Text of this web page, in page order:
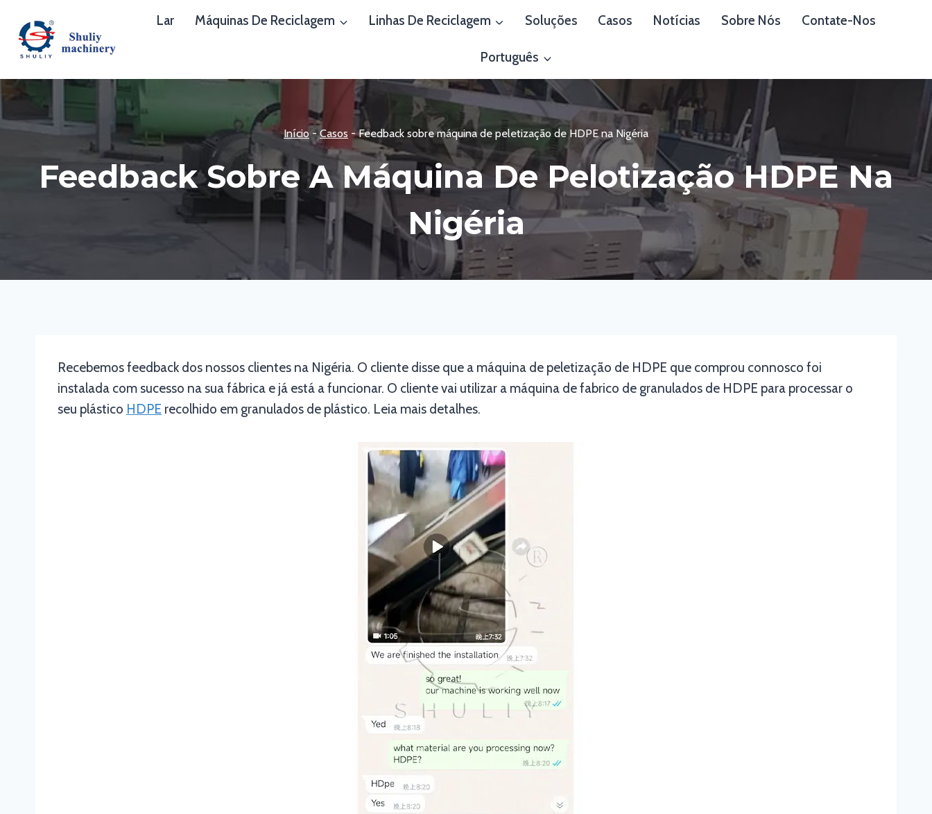
content
Lar Máquinas De Reciclagem Linhas De Reciclagem Soluções Casos Notícias Sobre Nós Contate-Nos
Português
Início -Casos -Feedback sobre máquina de peletização de HDPE na Nigéria
Feedback Sobre A Máquina De Pelotização HDPE Na
Nigéria
Recebemos feedback dos nossos clientes na Nigéria. O cliente disse que a máquina de peletização de HDPE que comprou connosco foi
instalada com sucesso na sua fábrica e já está a funcionar. O cliente vai utilizar a máquina de fabrico de granulados de HDPE para processar o
seu plástico HDPE recolhido em granulados de plástico. Leia mais detalhes.